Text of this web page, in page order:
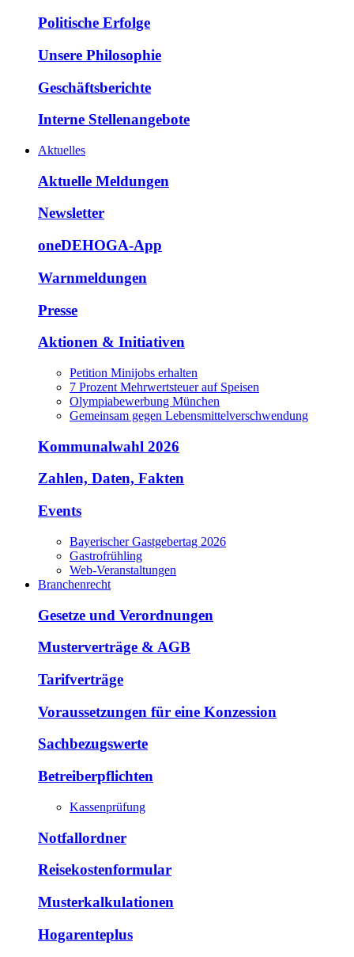
Politische Erfolge
Unsere Philosophie
Geschäftsberichte
Interne Stellenangebote
Aktuelles
Aktuelle Meldungen
Newsletter
oneDEHOGA-App
Warnmeldungen
Presse
Aktionen & Initiativen
Petition Minijobs erhalten
7 Prozent Mehrwertsteuer auf Speisen
Olympiabewerbung München
Gemeinsam gegen Lebensmittelverschwendung
Kommunalwahl 2026
Zahlen, Daten, Fakten
Events
Bayerischer Gastgebertag 2026
Gastrofrühling
Web-Veranstaltungen
Branchenrecht
Gesetze und Verordnungen
Musterverträge & AGB
Tarifverträge
Voraussetzungen für eine Konzession
Sachbezugswerte
Betreiberpflichten
Kassenprüfung
Notfallordner
Reisekostenformular
Musterkalkulationen
Hogarenteplus